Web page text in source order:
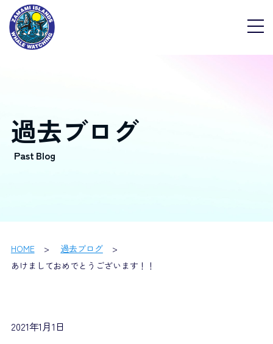
過去ブログ
HOME
過去ブログ
あけましておめでとうございます！！
2021年1月1日